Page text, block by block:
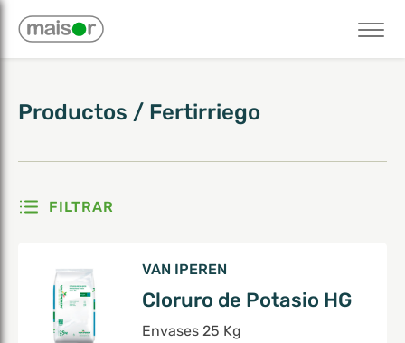
Mostrando 1–6 de 17 resultados
Productos / Fertirriego
FILTRAR
VAN IPEREN
Cloruro de Potasio HG
Envases 25 Kg